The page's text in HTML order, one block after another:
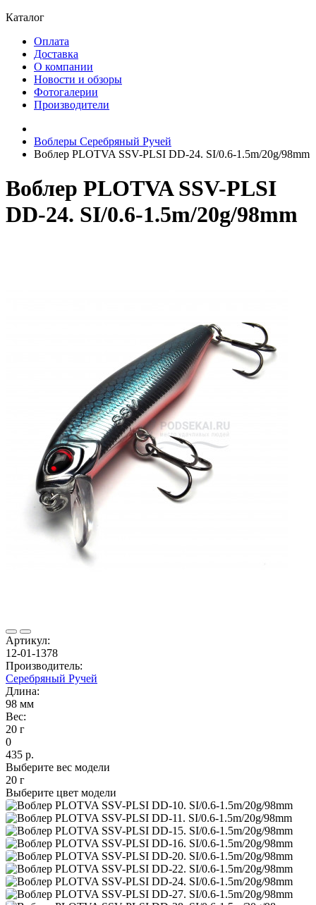
Каталог
Оплата
Доставка
О компании
Новости и обзоры
Фотогалерии
Производители
Воблеры Серебряный Ручей
Воблер PLOTVA SSV-PLSI DD-24. SI/0.6-1.5m/20g/98mm
Воблер PLOTVA SSV-PLSI
DD-24. SI/0.6-1.5m/20g/98mm
Артикул:
12-01-1378
Производитель:
Серебряный Ручей
Длина:
98 мм
Вес:
20 г
0
435 р.
Выберите вес модели
20 г
Выберите цвет модели